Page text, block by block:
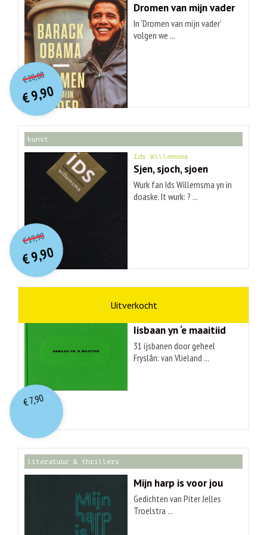
Dromen van mijn vader
In ‘Dromen van mijn vader’
volgen we ...
€20,00O
orspr
onkelijke
prijs
was:
€ 20,00.
€9,90
Huidige
prijs
is:
€ 9,90.
kunst
Ids Willemsma
Sjen, sjoch, sjoen
Wurk fan Ids Willemsma yn in
doaske. It wurk: ? ...
€19,90O
orspr
onkelijke
prijs
was:
€ 19,90.
€9,90
Huidige
prijs
is:
€ 9,90.
Iisbaan yn ‘e maaitiid
31 ijsbanen door geheel
Fryslân: van Vlieland ...
€7,90
literatuur & thrillers
Mijn harp is voor jou
Gedichten van Piter Jelles
Troelstra ...